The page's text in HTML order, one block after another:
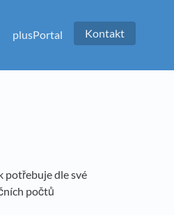
plusPortal Kontakt
potřebuje dle své
počtů